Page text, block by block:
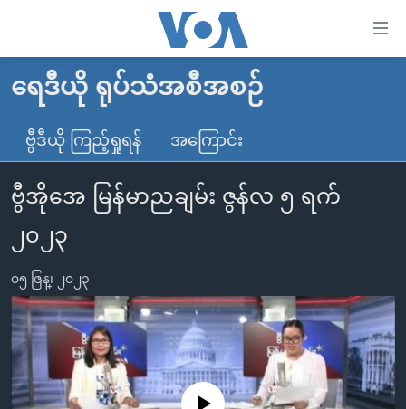
လွယ်ကူ
သည့်
Link
များ
ပင်မ
သို့
ကျော်
ကြည့်
ပင်မ
မူလစာမျက်နှာ
မြန်မာ
ကမ္ဘာ့သတင်းများ
နိုင်ငံတကာ
အစ္စရေး-ပါလက်စတိုင်း
ဗွီဒီယို
ရပ်ဝန်းတခု လမ်းတခု အလွန်
အင်္ဂလိပ်စာလေ့လာမယ်
အမေရိကန်သုံးအီဒီယံ
မကြေးမုံရဲ့ အင်္ဂလိပ်စာ
ရုပ်ရှင်ထဲက အင်္ဂလိပ်စာ
အပတ်စဉ်ကဏ္ဍများ
ရေဒီယို
တီဗွီ
ရေဒီယိုနှင့်ရုပ်သံ အချက်အလက်များ
ရေဒီယို/တီဗွီအစီအစဉ်
ရေဒီယို ရုပ်သံအစီအစဉ်
ဗွီဒီယို ကြည့်ရှုရန် အကြောင်း
ဗွီအိုအေ မြန်မာညချမ်း ဇွန်လ ၅ ရက်
၂၀၂၃
၀၅ ဇြန္၊ ၂၀၂၃
No media source currently available